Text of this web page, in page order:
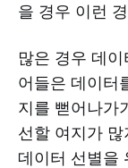
을 경우 이런
많은 경우 데
어들은 데이터
지를 뻗어나가
선할 여지가
데이터 선별을